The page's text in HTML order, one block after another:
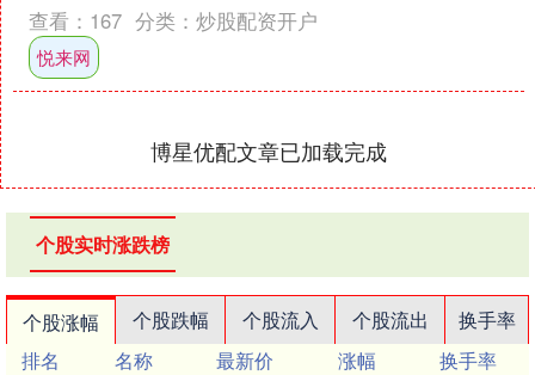
大埔屋邨宏福苑多栋住宅楼发生火
灾，....
查看： 167 分类： 炒股配资开户
悦来网
博星优配文章已加载完成
个股实时涨跌榜
个股涨幅 个股跌幅 个股流入 个股流出
换手率
排名
名称 最新价 涨幅
换手率